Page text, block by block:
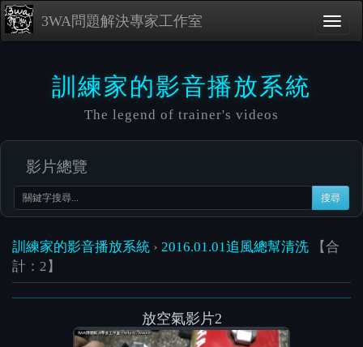
3WA問題解決專家工作室
訓練家的影音播放系統
The legend of trainer's videos
影片總覽
搜尋
訓練家的影音播放系統 › 2016.01.01追風總幫清洗 【合
計：2】
放空氣影片2
Video